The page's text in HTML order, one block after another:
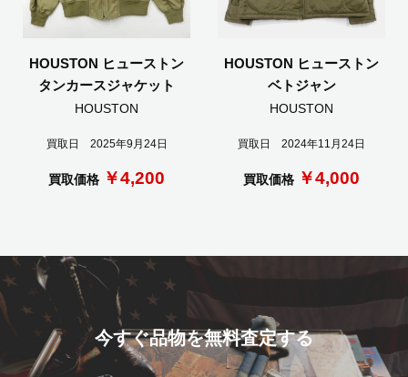
HOUSTON ヒューストン
タンカースジャケット
HOUSTON
買取日 2025年9月24日
買取価格 ￥4,200
HOUSTON ヒューストン
ベトジャン
HOUSTON
買取日 2024年11月24日
買取価格 ￥4,000
今すぐ品物を無料査定する